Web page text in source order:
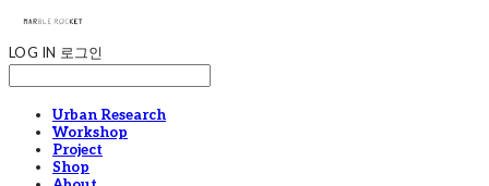
LOG IN 로그인
Urban Research
Workshop
Project
Shop